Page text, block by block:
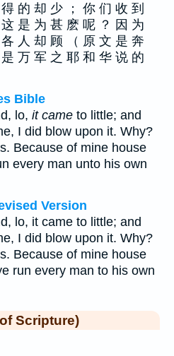
的 却 少 ； 你 们 收 到
是 为 甚 麽 呢 ？ 因 为
人 却 顾 （ 原 文 是 奔
万 军 之 耶 和 华 说 的
Bible
lo, it came to little; and
I did blow upon it. Why?
Because of mine house
every man unto his own
Version
lo, it came to little; and
I did blow upon it. Why?
Because of mine house
run every man to his own
Scripture)